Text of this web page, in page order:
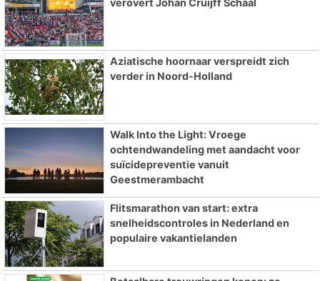
verovert Johan Cruijff Schaal
Aziatische hoornaar verspreidt zich
verder in Noord-Holland
Walk Into the Light: Vroege
ochtendwandeling met aandacht voor
suïcidepreventie vanuit
Geestmerambacht
Flitsmarathon van start: extra
snelheidscontroles in Nederland en
populaire vakantielanden